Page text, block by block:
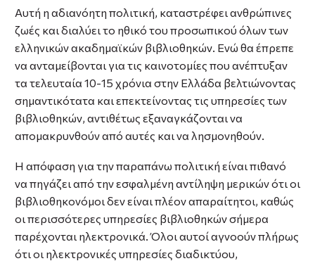
Αυτή η αδιανόητη πολιτική, καταστρέφει ανθρώπινες
ζωές και διαλύει το ηθικό του προσωπικού όλων των
ελληνικών ακαδημαϊκών βιβλιοθηκών. Ενώ θα έπρεπε
να ανταμείβονται για τις καινοτομίες που ανέπτυξαν
τα τελευταία 10-15 χρόνια στην Ελλάδα βελτιώνοντας
σημαντικότατα και επεκτείνοντας τις υπηρεσίες των
βιβλιοθηκών, αντιθέτως εξαναγκάζονται να
απομακρυνθούν από αυτές και να λησμονηθούν.
Η απόφαση για την παραπάνω πολιτική είναι πιθανό
να πηγάζει από την εσφαλμένη αντίληψη μερικών ότι οι
βιβλιοθηκονόμοι δεν είναι πλέον απαραίτητοι, καθώς
οι περισσότερες υπηρεσίες βιβλιοθηκών σήμερα
παρέχονται ηλεκτρονικά. Όλοι αυτοί αγνοούν πλήρως
ότι οι ηλεκτρονικές υπηρεσίες διαδικτύου,